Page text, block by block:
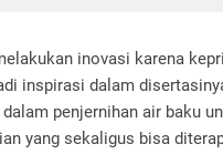
inovasi karena
inspirasi dalam
penjernihan air baku
yang sekaligus bisa